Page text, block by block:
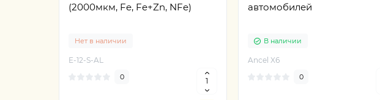
(2000мкм, Fe, Fe+Zn, NFe)
Нет в наличии
E-12-S-AL
0
автомобилей
В наличии
Ancel X6
0